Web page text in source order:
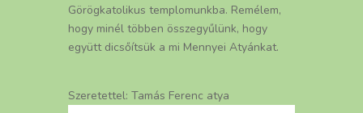
Görögkatolikus templomunkba. Remélem,
hogy minél többen összegyűlünk, hogy
együtt dicsőítsük a mi Mennyei Atyánkat.
Szeretettel: Tamás Ferenc atya